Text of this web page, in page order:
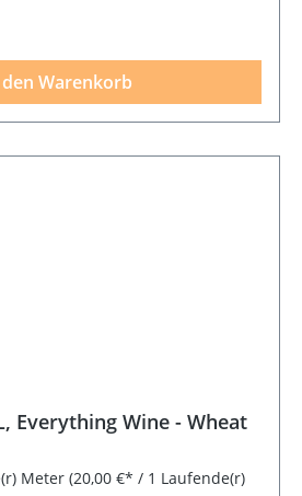
Warenkorb
Everything Wine - Wheat
Meter (20,00 €* / 1 Laufende(r)